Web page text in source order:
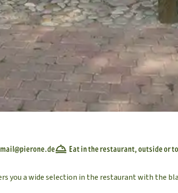
mail@pierone.de Eat in the restaurant, outside or
you a wide selection in the restaurant with the